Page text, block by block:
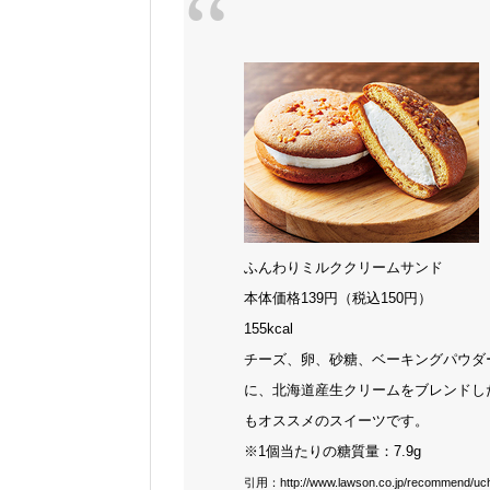
ふんわりミルククリームサンド
本体価格139円（税込150円）
155kcal
チーズ、卵、砂糖、ベーキングパウ
に、北海道産生クリームをブレンド
もオススメのスイーツです。
※1個当たりの糖質量：7.9g
引用：http://www.lawson.co.jp/recommend/